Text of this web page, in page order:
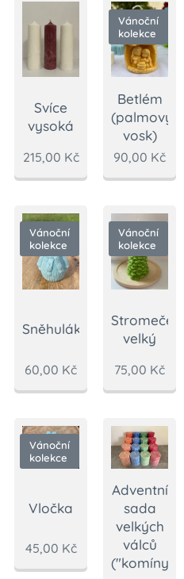
Svíce
vysoká
215,00 Kč
Betlém
(palmový
vosk)
Vánoční
kolekce
90,00 Kč
Sněhulák
Vánoční
kolekce
60,00 Kč
Stromeček
velký
Vánoční
kolekce
75,00 Kč
Vločka
Vánoční
kolekce
45,00 Kč
Adventní
sada
velkých
válců
("komíny")